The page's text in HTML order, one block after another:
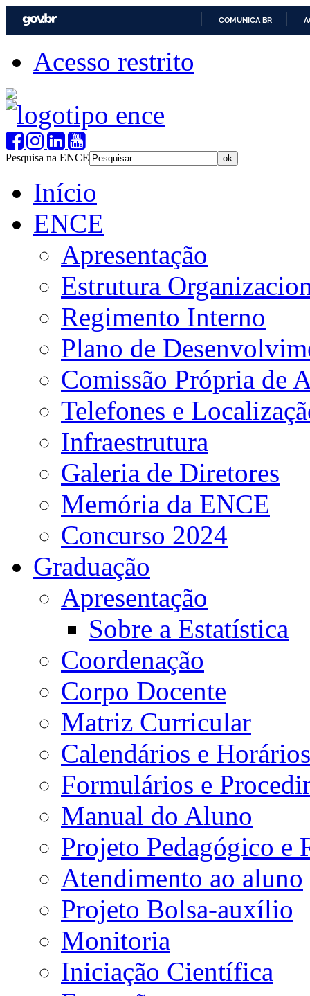
COMUNICA BR
Acesso restrito
Pesquisa na ENCE
Início
ENCE
Apresentação
Estrutura
Regimento Interno
Plano de
Comissão Própria de
Telefones e
Infraestrutura
Galeria de Diretores
Memória da ENCE
Concurso 2024
Graduação
Apresentação
Sobre a Estatística
Coordenação
Corpo Docente
Matriz Curricular
Calendários e Horários
Formulários e
Manual do Aluno
Projeto Pedagógico e
Atendimento ao aluno
Projeto Bolsa-auxílio
Monitoria
Iniciação Científica